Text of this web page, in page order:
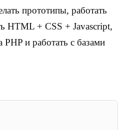
прототипы, работать
HTML + CSS + Javascript,
и работать с базами